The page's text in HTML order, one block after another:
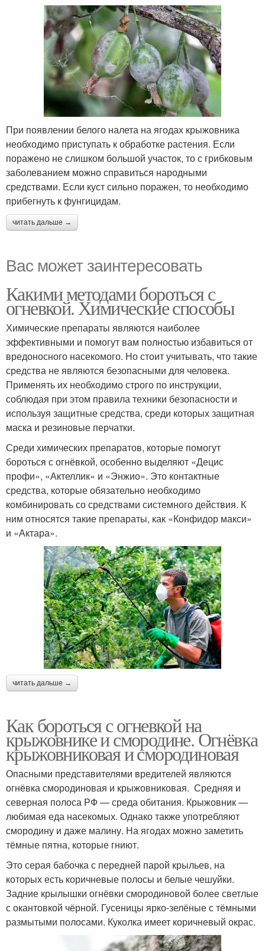
При появлении белого налета на ягодах крыжовника
необходимо приступать к обработке растения. Если
поражено не слишком большой участок, то с грибковым
заболеванием можно справиться народными
средствами. Если куст сильно поражен, то необходимо
прибегнуть к фунгицидам.
читать дальше →
Вас может заинтересовать
Какими методами бороться с
огневкой. Химические способы
Химические препараты являются наиболее
эффективными и помогут вам полностью избавиться от
вредоносного насекомого. Но стоит учитывать, что такие
средства не являются безопасными для человека.
Применять их необходимо строго по инструкции,
соблюдая при этом правила техники безопасности и
используя защитные средства, среди которых защитная
маска и резиновые перчатки.
Среди химических препаратов, которые помогут
бороться с огнёвкой, особенно выделяют «Децис
профи», «Актеллик» и «Энжио». Это контактные
средства, которые обязательно необходимо
комбинировать со средствами системного действия. К
ним относятся такие препараты, как «Конфидор макси»
и «Актара».
читать дальше →
Как бороться с огневкой на
крыжовнике и смородине. Огнёвка
крыжовниковая и смородиновая
Опасными представителями вредителей являются
огнёвка смородиновая и крыжовниковая. Средняя и
северная полоса РФ — среда обитания. Крыжовник —
любимая еда насекомых. Однако также употребляют
смородину и даже малину. На ягодах можно заметить
тёмные пятна, которые гниют.
Это серая бабочка с передней парой крыльев, на
которых есть коричневые полосы и белые чешуйки.
Задние крылышки огнёвки смородиновой более светлые
с окантовкой чёрной. Гусеницы ярко-зелёные с тёмными
размытыми полосами. Куколка имеет коричневый окрас.